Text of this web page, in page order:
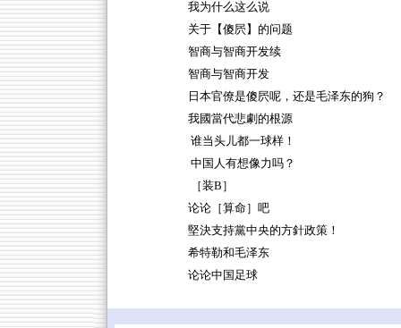
我为什么这么说
关于【傻屄】的问题
智商与智商开发续
智商与智商开发
日本官僚是傻屄呢，还是毛泽东的狗？
我國當代悲劇的根源
谁当头儿都一球样！
中国人有想像力吗？
［装B］
论论［算命］吧
堅決支持黨中央的方針政策！
希特勒和毛泽东
论论中国足球